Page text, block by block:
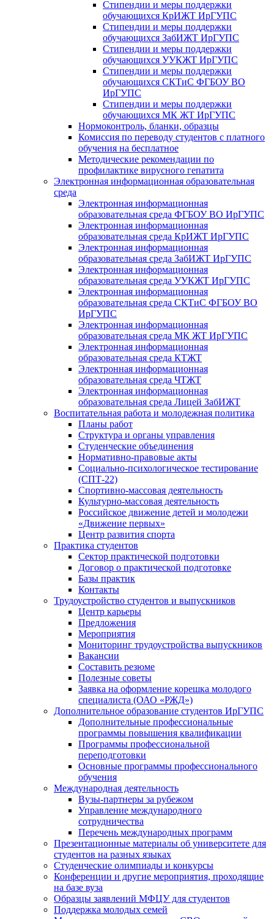
Стипендии и меры поддержки
обучающихся КрИЖТ ИрГУПС
Стипендии и меры поддержки
обучающихся ЗабИЖТ ИрГУПС
Стипендии и меры поддержки
обучающихся УУКЖТ ИрГУПС
Стипендии и меры поддержки
обучающихся СКТиС ФГБОУ ВО
ИрГУПС
Стипендии и меры поддержки
обучающихся МК ЖТ ИрГУПС
Нормоконтроль, бланки, образцы
Комиссия по переводу студентов с платного
обучения на бесплатное
Методические рекомендации по
профилактике вирусного гепатита
Электронная информационная образовательная
среда
Электронная информационная
образовательная среда ФГБОУ ВО ИрГУПС
Электронная информационная
образовательная среда КрИЖТ ИрГУПС
Электронная информационная
образовательная среда ЗабИЖТ ИрГУПС
Электронная информационная
образовательная среда УУКЖТ ИрГУПС
Электронная информационная
образовательная среда СКТиС ФГБОУ ВО
ИрГУПС
Электронная информационная
образовательная среда МК ЖТ ИрГУПС
Электронная информационная
образовательная среда КТЖТ
Электронная информационная
образовательная среда ЧТЖТ
Электронная информационная
образовательная среда Лицей ЗабИЖТ
Воспитательная работа и молодежная политика
Планы работ
Структура и органы управления
Студенческие объединения
Нормативно-правовые акты
Социально-психологическое тестирование
(СПТ-22)
Спортивно-массовая деятельность
Культурно-массовая деятельность
Российское движение детей и молодежи
«Движение первых»
Центр развития спорта
Практика студентов
Сектор практической подготовки
Договор о практической подготовке
Базы практик
Контакты
Трудоустройство студентов и выпускников
Центр карьеры
Предложения
Мероприятия
Мониторинг трудоустройства выпускников
Вакансии
Составить резюме
Полезные советы
Заявка на оформление корешка молодого
специалиста (ОАО «РЖД»)
Дополнительное образование студентов ИрГУПС
Дополнительные профессиональные
программы повышения квалификации
Программы профессиональной
переподготовки
Основные программы профессионального
обучения
Международная деятельность
Вузы-партнеры за рубежом
Управление международного
сотрудничества
Перечень международных программ
Презентационные материалы об университете для
студентов на разных языках
Студенческие олимпиады и конкурсы
Конференции и другие мероприятия, проходящие
на базе вуза
Образцы заявлений МФЦУ для студентов
Поддержка молодых семей